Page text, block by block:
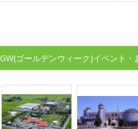
ゴールデンウィーク)イベント・